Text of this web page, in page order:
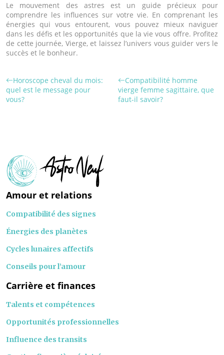
Le mouvement des astres est un guide précieux pour
comprendre les influences sur votre vie. En comprenant les
énergies qui vous entourent, vous pouvez mieux naviguer
dans les défis et les opportunités que la vie vous offre. Profitez
de cette journée, Vierge, et laissez l’univers vous guider vers le
succès et le bonheur.
Horoscope cheval du mois:
quel est le message pour
vous?
Compatibilité homme
vierge femme sagittaire, que
faut-il savoir?
Amour et relations
Compatibilité des signes
Énergies des planètes
Cycles lunaires affectifs
Conseils pour l’amour
Carrière et finances
Talents et compétences
Opportunités professionnelles
Influence des transits